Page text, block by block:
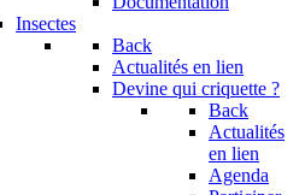
Insectes
Back
Actualités en lien
Devine qui criquette ?
Back
Actualités
en lien
Agenda